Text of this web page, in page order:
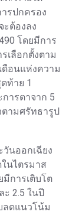
รปกครอง
ะต้องลง
โดยมีการ
เลือกตั้งตาม
ดือนแห่งความ
ท้าย 1
ารตาจาก 5
ตามศรัทธารูป
นออกเฉียง
นไตรมาส
การเติบโต
ะ 2.5 ในปี
ลดแนวโน้ม